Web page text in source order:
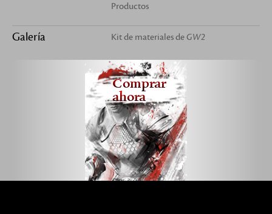
Productos
Galería Kit de materiales deGW2
Comprar
ahora